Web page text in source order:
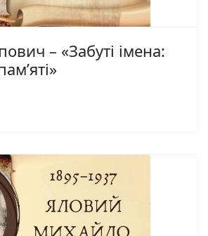
– «Забуті імена: